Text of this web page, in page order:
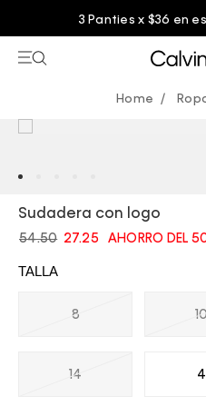
3 Panties x $36 en
Sudadera con logo
54.50 27.25 AHORRO DEL
TALLA
8 10
14 4